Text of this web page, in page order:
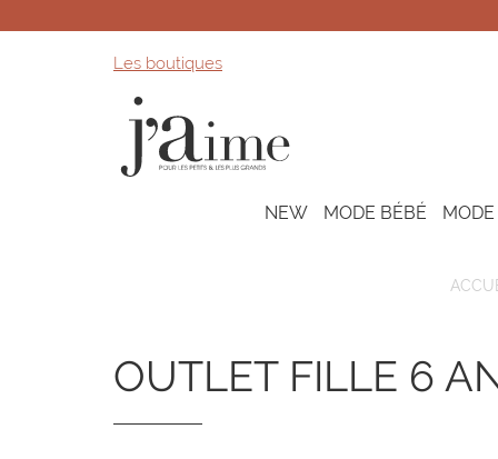
Les boutiques
NEW MODE BÉBÉ
OUTLET FILLE 6